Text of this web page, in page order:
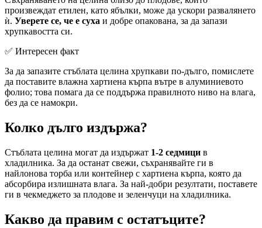
произвеждат етилен, като ябълки, може да ускори развалянето
ѝ. Уверете се, че е суха и добре опакована, за да запази
хрупкавостта си.
✅ Интересен факт
За да запазите стъблата целина хрупкави по-дълго, помислете
да поставите влажна хартиена кърпа вътре в алуминиевото
фолио; това помага да се поддържа правилното ниво на влага,
без да се намокри.
Колко дълго издържа?
Стъблата целина могат да издържат 1-2 седмици в
хладилника. За да останат свежи, съхранявайте ги в
найлонова торба или контейнер с хартиена кърпа, която да
абсорбира излишната влага. За най-добри резултати, поставете
ги в чекмеджето за плодове и зеленчуци на хладилника.
Какво да правим с остатъците?